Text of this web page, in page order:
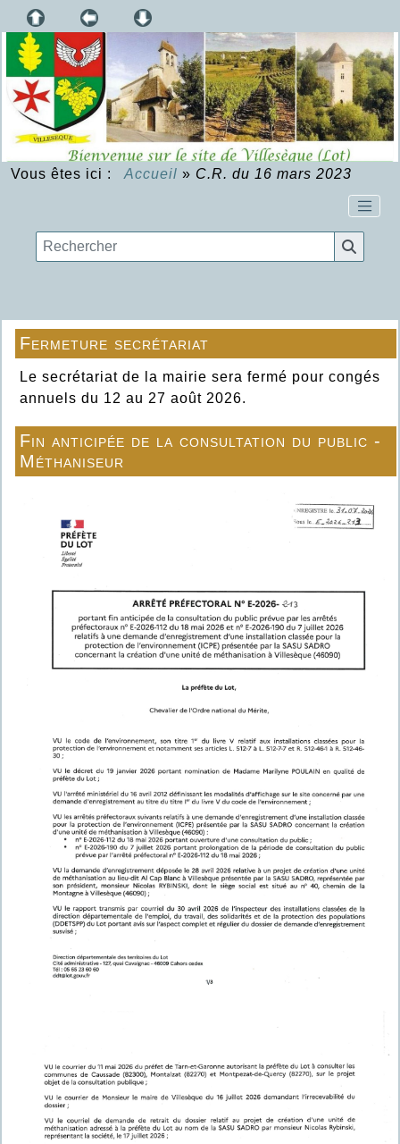
Vous êtes ici : Accueil » C.R. du 16 mars 2023
Fermeture secrétariat
Le secrétariat de la mairie sera fermé pour congés
annuels du 12 au 27 août 2026.
Fin anticipée de la consultation du public -
Méthaniseur